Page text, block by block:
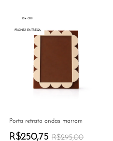
15% OFF
PRONTA ENTREGA
Porta retrato ondas marrom
R$250,75 R$295,00